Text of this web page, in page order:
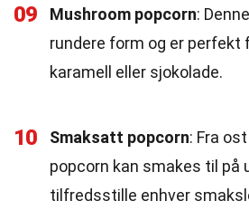
09 Mushroom popcorn:
rundere form og er perfekt
karamell eller sjokolade.
10 Smaksatt popcorn: Fra
popcorn kan smakes til på
tilfredsstille enhver